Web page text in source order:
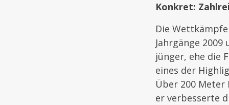
Konkret:
Die
Jahrgänge
jünger, ehe die
eines der
Über 200 Meter
er verbesserte